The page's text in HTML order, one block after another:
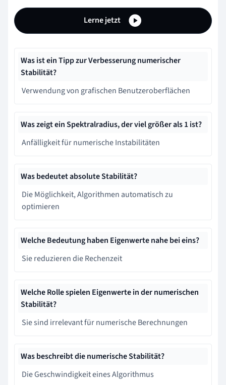
Lerne jetzt
Was ist ein Tipp zur Verbesserung numerischer
Stabilität?
Verwendung von grafischen Benutzeroberflächen
Was zeigt ein Spektralradius, der viel größer als 1 ist?
Anfälligkeit für numerische Instabilitäten
Was bedeutet absolute Stabilität?
Die Möglichkeit, Algorithmen automatisch zu
optimieren
Welche Bedeutung haben Eigenwerte nahe bei eins?
Sie reduzieren die Rechenzeit
Welche Rolle spielen Eigenwerte in der numerischen
Stabilität?
Sie sind irrelevant für numerische Berechnungen
Was beschreibt die numerische Stabilität?
Die Geschwindigkeit eines Algorithmus